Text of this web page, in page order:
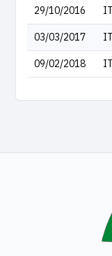
29/10/2016
03/03/2017
09/02/2018